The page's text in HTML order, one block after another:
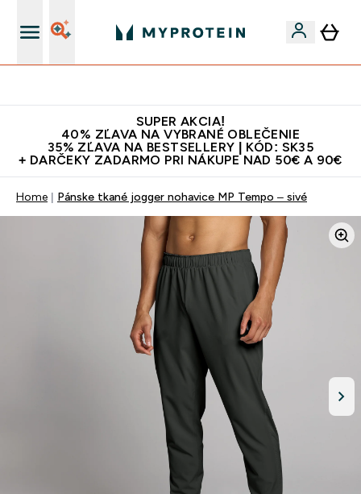
SUPER AKCIA!
40% ZĽAVA NA VYBRANÉ OBLEČENIE
35% ZĽAVA NA BESTSELLERY | KÓD: SK35
+ DARČEKY ZADARMO PRI NÁKUPE NAD 50€ A 90€
Home Pánske tkané jogger nohavice MP Tempo – sivé